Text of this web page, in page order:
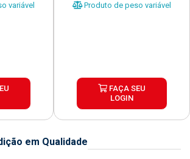
variável
Produto de peso variável
FAÇA SEU
LOGIN
em Qualidade